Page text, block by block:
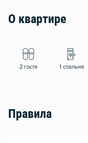
О квартире
2 гостя 1 спальня
Правила